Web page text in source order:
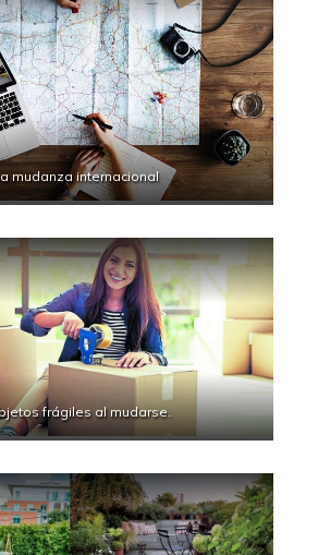
mudanza internacional
frágiles al mudarse.